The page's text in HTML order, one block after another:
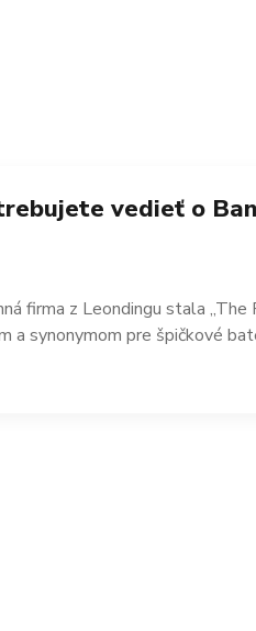
vedieť o
firma z Leondingu stala „The
a synonymom pre špičkové